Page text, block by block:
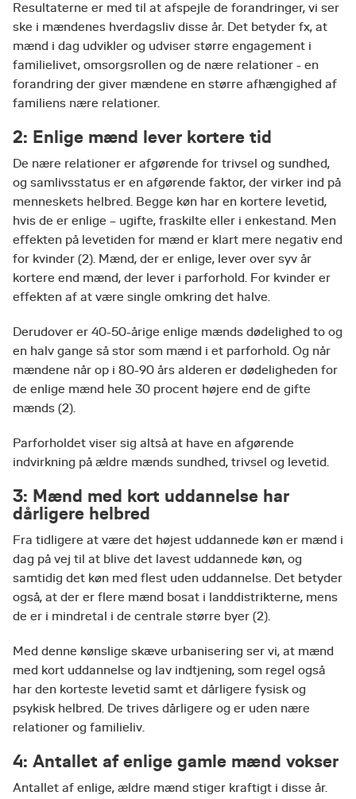
Resultaterne er med til at afspejle de forandringer, vi ser
ske i mændenes hverdagsliv disse år. Det betyder fx, at
mænd i dag udvikler og udviser større engagement i
familielivet, omsorgsrollen og de nære relationer - en
forandring der giver mændene en større afhængighed af
familiens nære relationer.
2: Enlige mænd lever kortere tid
De nære relationer er afgørende for trivsel og sundhed,
og samlivsstatus er en afgørende faktor, der virker ind på
menneskets helbred. Begge køn har en kortere levetid,
hvis de er enlige – ugifte, fraskilte eller i enkestand. Men
effekten på levetiden for mænd er klart mere negativ end
for kvinder (2). Mænd, der er enlige, lever over syv år
kortere end mænd, der lever i parforhold. For kvinder er
effekten af at være single omkring det halve.
Derudover er 40-50-årige enlige mænds dødelighed to og
en halv gange så stor som mænd i et parforhold. Og når
mændene når op i 80-90 års alderen er dødeligheden for
de enlige mænd hele 30 procent højere end de gifte
mænds (2).
Parforholdet viser sig altså at have en afgørende
indvirkning på ældre mænds sundhed, trivsel og levetid.
3: Mænd med kort uddannelse har
dårligere helbred
Fra tidligere at være det højest uddannede køn er mænd i
dag på vej til at blive det lavest uddannede køn, og
samtidig det køn med flest uden uddannelse. Det betyder
også, at der er flere mænd bosat i landdistrikterne, mens
de er i mindretal i de centrale større byer (2).
Med denne kønslige skæve urbanisering ser vi, at mænd
med kort uddannelse og lav indtjening, som regel også
har den korteste levetid samt et dårligere fysisk og
psykisk helbred. De trives dårligere og er uden nære
relationer og familieliv.
4: Antallet af enlige gamle mænd vokser
Antallet af enlige, ældre mænd stiger kraftigt i disse år.